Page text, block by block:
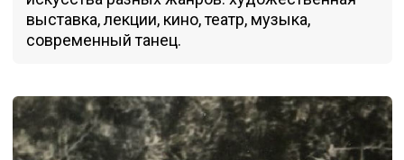
выставка, лекции, кино, театр, музыка,
современный танец.